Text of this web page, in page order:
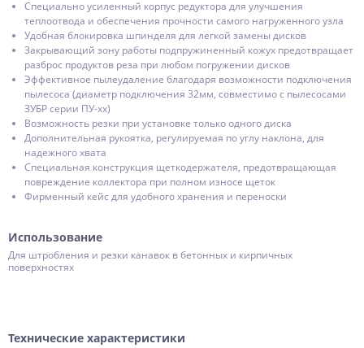
Специально усиленный корпус редуктора для улучшения
теплоотвода и обеспечения прочности самого нагруженного узла
Удобная блокировка шпинделя для легкой замены дисков
Закрывающий зону работы подпружиненный кожух предотвращает
разброс продуктов реза при любом погружении дисков
Эффективное пылеудаление благодаря возможности подключения
пылесоса (диаметр подключения 32мм, совместимо с пылесосами
ЗУБР серии ПУ-хх)
Возможность резки при установке только одного диска
Дополнительная рукоятка, регулируемая по углу наклона, для
надежного хвата
Специальная конструкция щеткодержателя, предотвращающая
повреждение коллектора при полном износе щеток
Фирменный кейс для удобного хранения и переноски
Использование
Для штробления и резки канавок в бетонных и кирпичных
поверхностях
Технические характеристики